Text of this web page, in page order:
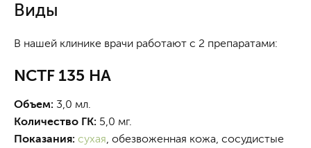
Виды
В нашей клинике врачи работают с 2 препаратами:
NCTF 135 HA
Объем: 3,0 мл.
Количество ГК: 5,0 мг.
Показания: сухая , обезвоженная кожа, сосудистые